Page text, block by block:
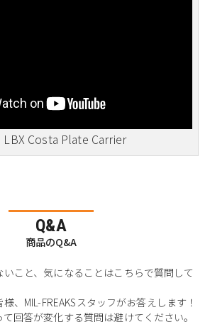
Costa Plate Carrier
Q&A
商品のQ&A
こと、気になることはこちらで質問して
、MIL-FREAKSスタッフがお答えします！
回答が変化する質問は避けてください。